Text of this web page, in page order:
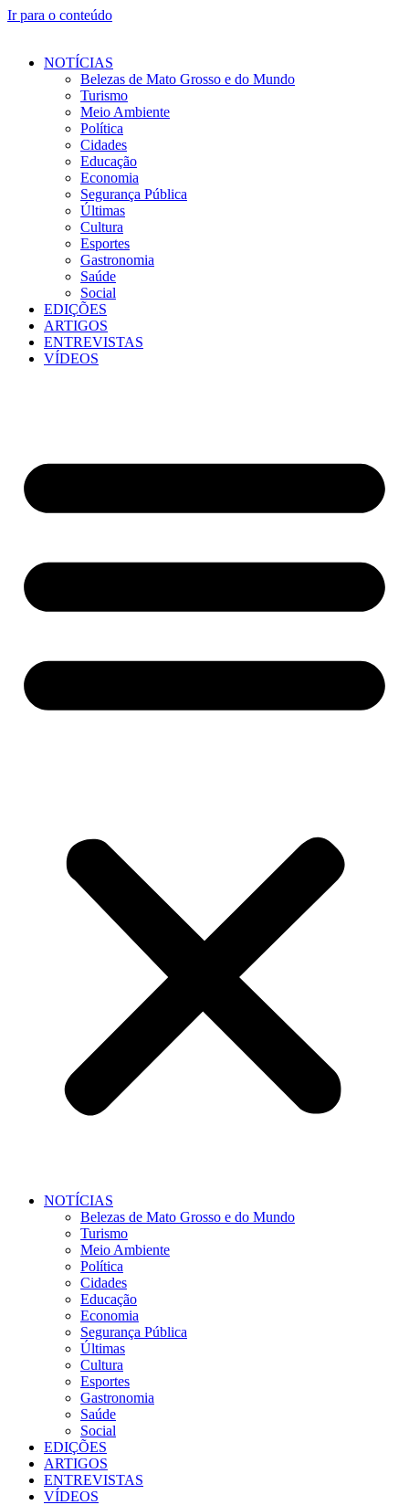
Ir para o conteúdo
NOTÍCIAS
Belezas de Mato Grosso e do Mundo
Turismo
Meio Ambiente
Política
Cidades
Educação
Economia
Segurança Pública
Últimas
Cultura
Esportes
Gastronomia
Saúde
Social
EDIÇÕES
ARTIGOS
ENTREVISTAS
VÍDEOS
NOTÍCIAS
Belezas de Mato Grosso e do Mundo
Turismo
Meio Ambiente
Política
Cidades
Educação
Economia
Segurança Pública
Últimas
Cultura
Esportes
Gastronomia
Saúde
Social
EDIÇÕES
ARTIGOS
ENTREVISTAS
VÍDEOS